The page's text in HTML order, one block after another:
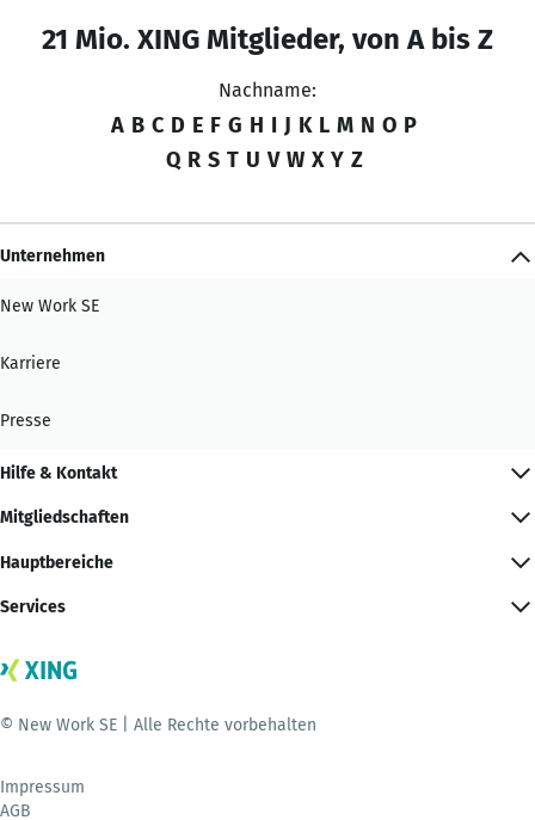
21 Mio. XING Mitglieder, von A bis Z
Nachname:
A B C D E F G H I J K L M N O P
Q R S T U V W X Y Z
Unternehmen
New Work SE
Karriere
Presse
Hilfe & Kontakt
Mitgliedschaften
Hauptbereiche
Services
© New Work SE | Alle Rechte vorbehalten
Impressum
AGB